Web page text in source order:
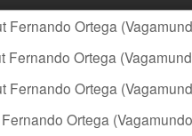
Fernando Ortega
Fernando Ortega
Fernando Ortega
Ortega